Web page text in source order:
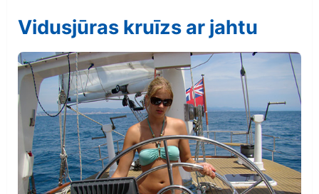
Vidusjūras kruīzs ar jahtu